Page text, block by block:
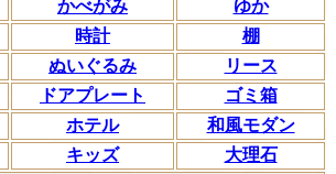
かべがみ
ゆか
時計
棚
ぬいぐるみ
リース
ドアプレート
ゴミ箱
ホテル
和風モダン
キッズ
大理石